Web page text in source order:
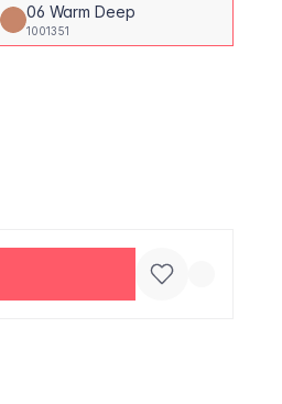
06 Warm Deep
1001351